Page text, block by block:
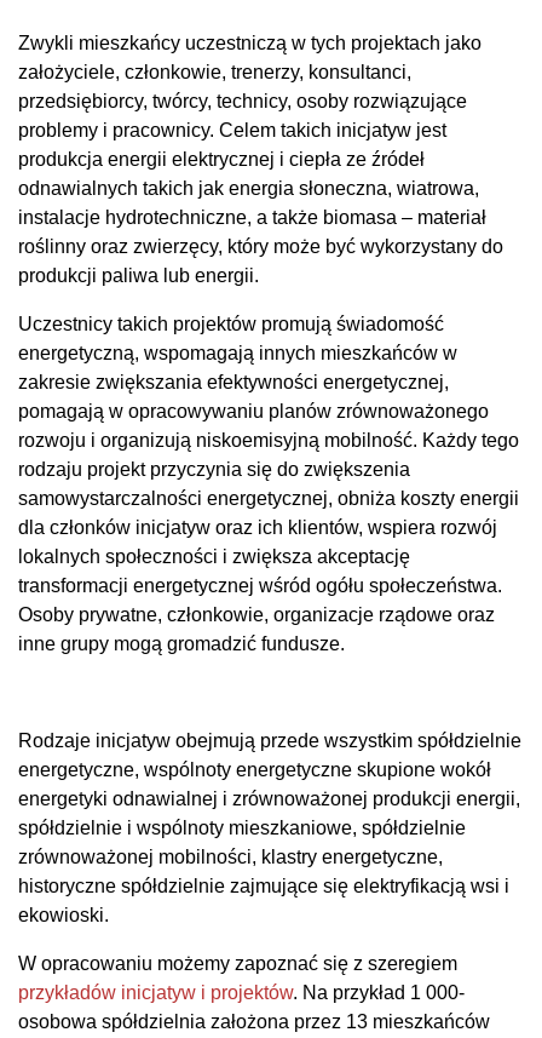
Zwykli mieszkańcy uczestniczą w tych projektach jako
założyciele, członkowie, trenerzy, konsultanci,
przedsiębiorcy, twórcy, technicy, osoby rozwiązujące
problemy i pracownicy. Celem takich inicjatyw jest
produkcja energii elektrycznej i ciepła ze źródeł
odnawialnych takich jak energia słoneczna, wiatrowa,
instalacje hydrotechniczne, a także biomasa – materiał
roślinny oraz zwierzęcy, który może być wykorzystany do
produkcji paliwa lub energii.
Uczestnicy takich projektów promują świadomość
energetyczną, wspomagają innych mieszkańców w
zakresie zwiększania efektywności energetycznej,
pomagają w opracowywaniu planów zrównoważonego
rozwoju i organizują niskoemisyjną mobilność. Każdy tego
rodzaju projekt przyczynia się do zwiększenia
samowystarczalności energetycznej, obniża koszty energii
dla członków inicjatyw oraz ich klientów, wspiera rozwój
lokalnych społeczności i zwiększa akceptację
transformacji energetycznej wśród ogółu społeczeństwa.
Osoby prywatne, członkowie, organizacje rządowe oraz
inne grupy mogą gromadzić fundusze.
Rodzaje inicjatyw obejmują przede wszystkim spółdzielnie
energetyczne, wspólnoty energetyczne skupione wokół
energetyki odnawialnej i zrównoważonej produkcji energii,
spółdzielnie i wspólnoty mieszkaniowe, spółdzielnie
zrównoważonej mobilności, klastry energetyczne,
historyczne spółdzielnie zajmujące się elektryfikacją wsi i
ekowioski.
W opracowaniu możemy zapoznać się z szeregiem
przykładów inicjatyw i projektów. Na przykład 1 000-
osobowa spółdzielnia założona przez 13 mieszkańców